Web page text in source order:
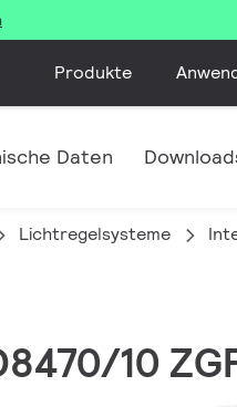
Produkte
Daten
Lichtregelsysteme
10